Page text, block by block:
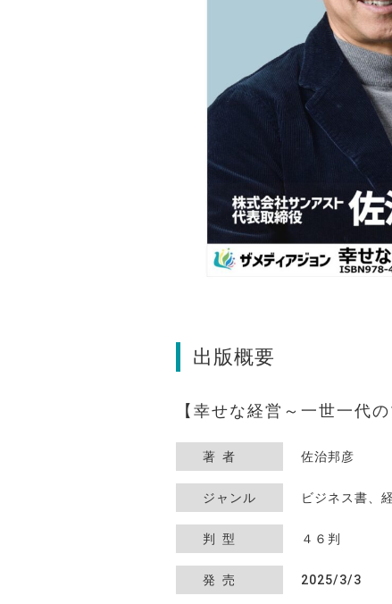
出版概要
幸せな経営～一世一代
著者 佐治邦彦
ジャンル ビジネス書、
判型 ４６判
発売 2025/3/3